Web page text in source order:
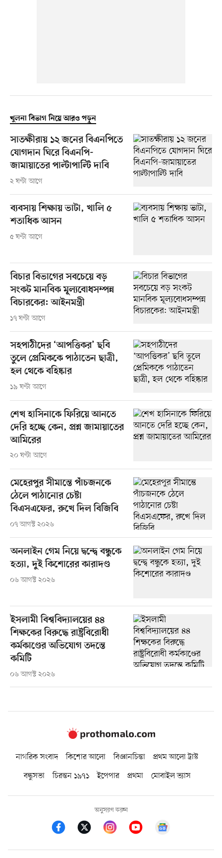
খুলনা বিভাগ নিয়ে আরও পড়ুন
সাতক্ষীরায় ১২ জনের বিএনপিতে
যোগদান ঘিরে বিএনপি-
জামায়াতের পাল্টাপাল্টি দাবি
২ ঘণ্টা আগে
ব্যবসায় শিক্ষায় ভাটা, খালি ৫
শতাধিক আসন
৫ ঘণ্টা আগে
বিচার বিভাগের সবচেয়ে বড়
সংকট মানবিক মূল্যবোধসম্পন্ন
বিচারকের: আইনমন্ত্রী
১৭ ঘণ্টা আগে
সহপাঠীদের ‘আপত্তিকর’ ছবি
তুলে প্রেমিককে পাঠাতেন ছাত্রী,
হল থেকে বহিষ্কার
১৯ ঘণ্টা আগে
শেখ হাসিনাকে ফিরিয়ে আনতে
দেরি হচ্ছে কেন, প্রশ্ন জামায়াতের
আমিরের
২০ ঘণ্টা আগে
মেহেরপুর সীমান্তে পাঁচজনকে
ঠেলে পাঠানোর চেষ্টা
বিএসএফের, রুখে দিল বিজিবি
০৭ আগস্ট ২০২৬
অনলাইন গেম নিয়ে দ্বন্দ্বে বন্ধুকে
হত্যা, দুই কিশোরের কারাদণ্ড
০৬ আগস্ট ২০২৬
ইসলামী বিশ্ববিদ্যালয়ের ৪৪
শিক্ষকের বিরুদ্ধে রাষ্ট্রবিরোধী
কর্মকাণ্ডের অভিযোগ তদন্তে
কমিটি
০৬ আগস্ট ২০২৬
নাগরিক সংবাদ কিশোর আলো বিজ্ঞানচিন্তা
প্রথম আলো ট্রাস্ট
বন্ধুসভা
চিরন্তন ১৯৭১ ইপেপার প্রথমা মোবাইল ভ্যাস
অনুসরণ করুন